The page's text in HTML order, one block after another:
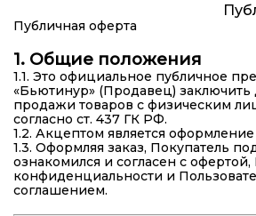
Публичная оферта
1. Общие положения
1.1. Это официальное публичное
«Бьютинур» (Продавец) заключить
продажи товаров с физическим
согласно ст. 437 ГК РФ.
1.2. Акцептом является оформление
1.3. Оформляя заказ, Покупатель
ознакомился и согласен с
конфиденциальности и
соглашением.